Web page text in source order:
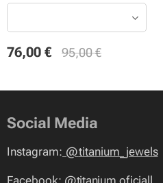
76,00 € 95,00€
Social Media
Instagram: @titanium_jewels